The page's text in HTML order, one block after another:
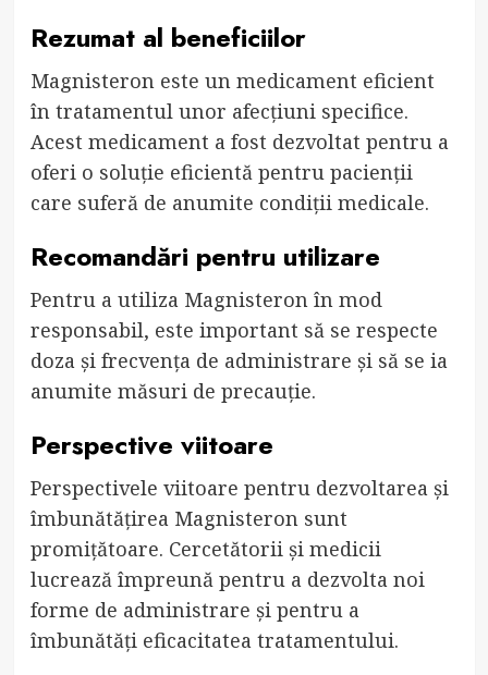
Rezumat al beneficiilor
Magnisteron este un medicament eficient
în tratamentul unor afecțiuni specifice.
Acest medicament a fost dezvoltat pentru a
oferi o soluție eficientă pentru pacienții
care suferă de anumite condiții medicale.
Recomandări pentru utilizare
Pentru a utiliza Magnisteron în mod
responsabil, este important să se respecte
doza și frecvența de administrare și să se ia
anumite măsuri de precauție.
Perspective viitoare
Perspectivele viitoare pentru dezvoltarea și
îmbunătățirea Magnisteron sunt
promițătoare. Cercetătorii și medicii
lucrează împreună pentru a dezvolta noi
forme de administrare și pentru a
îmbunătăți eficacitatea tratamentului.